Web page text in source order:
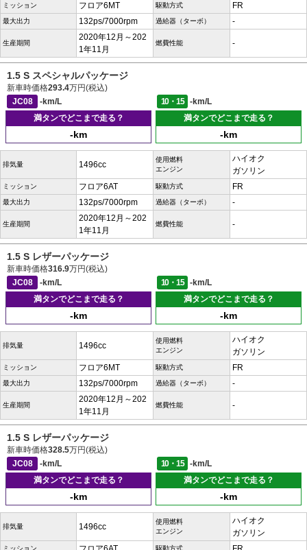
ミッション フロア6MT 駆動方式 FR
最大出力 132ps/7000rpm 過給器（ターボ） -
生産期間
2020年12月～202
1年11月
燃費性能 -
1.5 S スペシャルパッケージ
新車時価格293.4万円(税込)
JC08
-km/L 10・15
-km/L
満タンでどこまで走る？
-km
満タンでどこまで走る？
-km
排気量 1496cc
使用燃料
エンジン
ハイオク
ガソリン
ミッション フロア6AT 駆動方式 FR
最大出力 132ps/7000rpm 過給器（ターボ） -
生産期間
2020年12月～202
1年11月
燃費性能 -
1.5 S レザーパッケージ
新車時価格316.9万円(税込)
JC08
-km/L 10・15
-km/L
満タンでどこまで走る？
-km
満タンでどこまで走る？
-km
排気量 1496cc
使用燃料
エンジン
ハイオク
ガソリン
ミッション フロア6MT 駆動方式 FR
最大出力 132ps/7000rpm 過給器（ターボ） -
生産期間
2020年12月～202
1年11月
燃費性能 -
1.5 S レザーパッケージ
新車時価格328.5万円(税込)
JC08
-km/L 10・15
-km/L
満タンでどこまで走る？
-km
満タンでどこまで走る？
-km
排気量 1496cc
使用燃料
エンジン
ハイオク
ガソリン
ミッション 駆動方式